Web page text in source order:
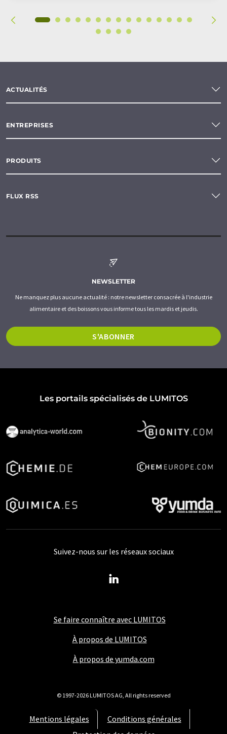
ACTUALITÉS
ENTREPRISES
PRODUITS
FLUX RSS
NEWSLETTER
Ne manquez plus aucune actualité : notre newsletter consacrée à l'industrie
alimentaire et des boissons vous informe tous les mardis et jeudis.
S'ABONNER
Les portails spécialisés de LUMITOS
Se faire connaître avec LUMITOS
À propos de LUMITOS
À propos de yumda.com
Mentions légales
Conditions générales
Suivez-nous sur les réseaux sociaux
© 1997-2026 LUMITOS AG, All rights reserved